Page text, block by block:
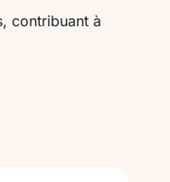
contribuant à